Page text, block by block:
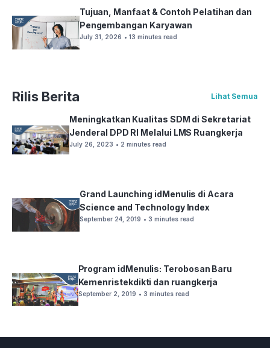
Tujuan, Manfaat & Contoh Pelatihan dan
Pengembangan Karyawan
July 31, 2026 • 13 minutes read
Rilis Berita Lihat Semua
Meningkatkan Kualitas SDM di Sekretariat
Jenderal DPD RI Melalui LMS Ruangkerja
July 26, 2023 • 2 minutes read
Grand Launching idMenulis di Acara
Science and Technology Index
September 24, 2019 • 3 minutes read
Program idMenulis: Terobosan Baru
Kemenristekdikti dan ruangkerja
September 2, 2019 • 3 minutes read